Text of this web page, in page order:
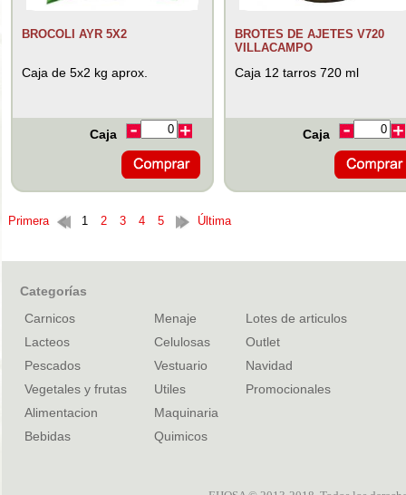
BROCOLI AYR 5X2
Caja de 5x2 kg aprox.
Caja
BROTES DE AJETES V720
VILLACAMPO
Caja 12 tarros 720 ml
Caja
Primera 1 2 3 4 5 Última
Categorías
Carnicos
Lacteos
Pescados
Vegetales y frutas
Alimentacion
Bebidas
Menaje
Celulosas
Vestuario
Utiles
Maquinaria
Quimicos
Lotes de articulos
Outlet
Navidad
Promocionales